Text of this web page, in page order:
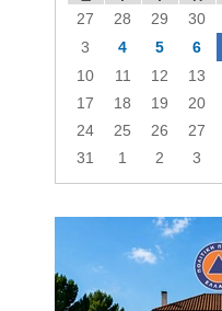
27 28 29 30
3
4 5 6
10
11 12 13
17
18 19 20
24
25 26 27
31
1 2 3